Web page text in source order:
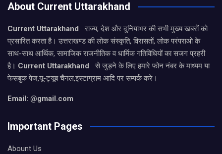
About Current Uttarakhand
Current Uttarakhand
राज्य, देश और दुनियाभर की सभी मुख्य खबरों को
प्रसारित करता है। उत्तराखण्ड की लोक संस्कृति, विरासतों, लोक परंपराओ के
साथ-साथ आर्थिक, सामाजिक राजनीतिक व धार्मिक गतिविधियों का सजग प्रहरी
है। Current Uttarakhand
से जुड़ने के लिए हमारे फोन नंबर के माध्यम या
फेसबुक पेज,यू-ट्यूब चैनल,इंस्टाग्राम आदि पर सम्पर्क करे।
Email: @gmail.com
Important Pages
Abount Us